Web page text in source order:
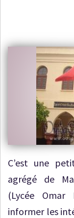
C’est une
agrégé de
(Lycée
informer les